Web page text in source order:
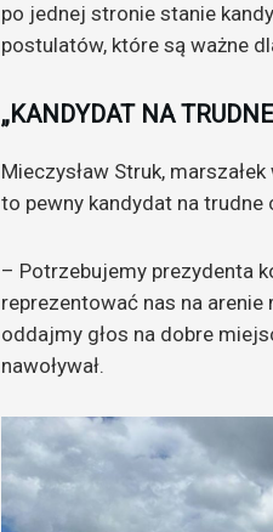
po jednej stronie stanie
postulatów, które są ważne
„KANDYDAT NA
Mieczysław Struk,
to pewny kandydat na trudne
– Potrzebujemy prezydenta
reprezentować nas na
oddajmy głos na dobre
nawoływał.